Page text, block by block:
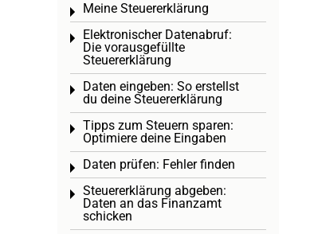
Meine Steuererklärung
Toggle menu
Elektronischer Datenabruf:
Die vorausgefüllte
Steuererklärung
Toggle menu
Daten eingeben: So erstellst
du deine Steuererklärung
Toggle menu
Tipps zum Steuern sparen:
Optimiere deine Eingaben
Toggle menu
Daten prüfen: Fehler finden
Toggle menu
Steuererklärung abgeben:
Daten an das Finanzamt
schicken
Toggle menu